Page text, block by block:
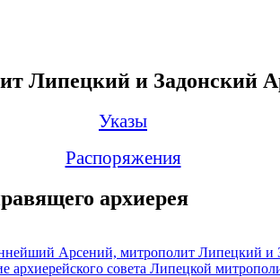
Липецкий и Задонский
Указы
Распоряжения
архиерея
Арсений, митрополит Липецкий и
архиерейского совета Липецкой